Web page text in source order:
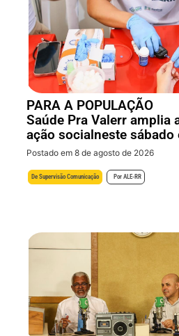
PARA A POPULAÇÃO
Saúde Pra Valerr amplia
ação socialneste sábado
Postado em 8 de agosto de 2026
De Supervisão Comunicação Por ALE-RR